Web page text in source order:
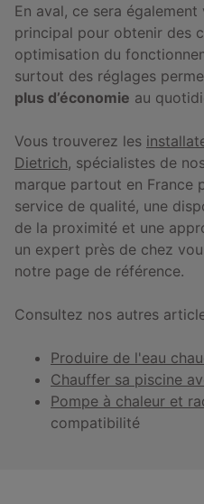
En aval, ce sera
principal pour obtenir des
optimisation du
surtout des réglages
plus d’économie au
Vous trouverez les
Dietrich, spécialistes de
marque partout en France
service de qualité, une
de la proximité et une
un expert près de chez
notre page de référence.
Consultez nos autres
Produire de l'eau
Chauffer sa piscine
Pompe à chaleur et
compatibilité